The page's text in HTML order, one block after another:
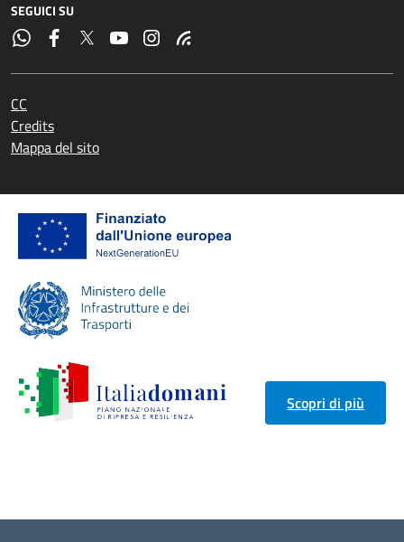
SEGUICI SU
CC
Credits
Mappa del sito
Scopri di più